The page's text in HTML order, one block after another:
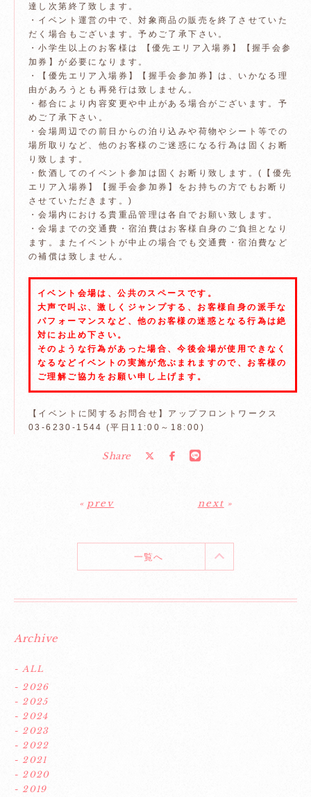
達し次第終了致します。
・イベント運営の中で、対象商品の販売を終了させていた
だく場合もございます。予めご了承下さい。
・小学生以上のお客様は 【優先エリア入場券】【握手会参
加券】が必要になります。
・【優先エリア入場券】【握手会参加券】は、いかなる理
由があろうとも再発行は致しません。
・都合により内容変更や中止がある場合がございます。予
めご了承下さい。
・会場周辺での前日からの泊り込みや荷物やシート等での
場所取りなど、他のお客様のご迷惑になる行為は固くお断
り致します。
・飲酒してのイベント参加は固くお断り致します。(【優先
エリア入場券】【握手会参加券】をお持ちの方でもお断り
させていただきます。)
・会場内における貴重品管理は各自でお願い致します。
・会場までの交通費・宿泊費はお客様自身のご負担となり
ます。またイベントが中止の場合でも交通費・宿泊費など
の補償は致しません。
イベント会場は、公共のスペースです。
大声で叫ぶ、激しくジャンプする、お客様自身の派手な
パフォーマンスなど、他のお客様の迷惑となる行為は絶
対にお止め下さい。
そのような行為があった場合、今後会場が使用できなく
なるなどイベントの実施が危ぶまれますので、お客様の
ご理解ご協力をお願い申し上げます。
【イベントに関するお問合せ】アップフロントワークス
03-6230-1544 (平日11:00～18:00)
Share
« prev next »
一覧へ
Archive
- ALL
- 2026
- 2025
- 2024
- 2023
- 2022
- 2021
- 2020
- 2019